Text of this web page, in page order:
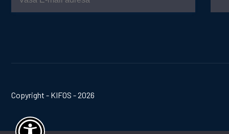
Copyright - KIFOS - 2026